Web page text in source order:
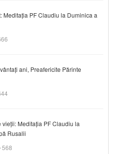
Meditația PF Claudiu la Duminica a
ani, Preafericite Părinte
Meditația PF Claudiu la
Rusalii
568